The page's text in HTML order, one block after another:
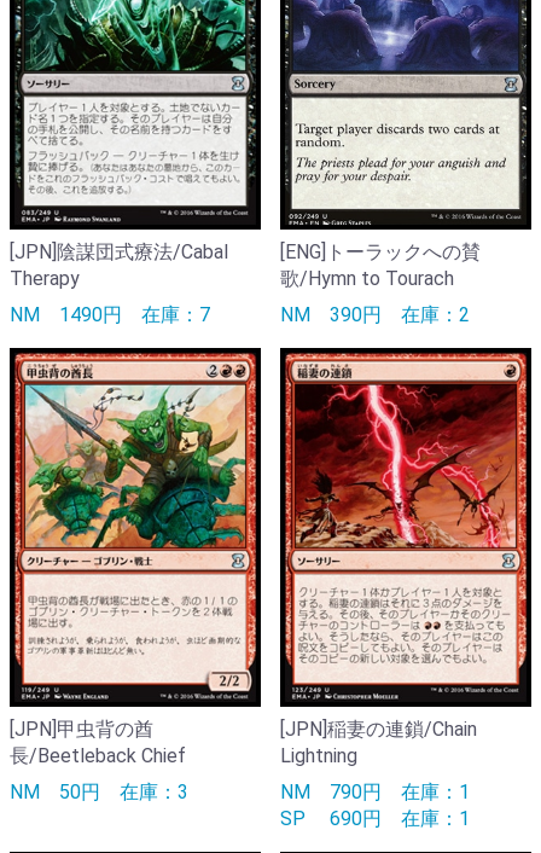
[JPN]陰謀団式療法/Cabal
Therapy
NM 1490円 在庫：7
[ENG]トーラックへの賛
歌/Hymn to Tourach
NM 390円 在庫：2
[JPN]甲虫背の酋
長/Beetleback Chief
NM 50円 在庫：3
[JPN]稲妻の連鎖/Chain
Lightning
NM 790円 在庫：1
SP
690円 在庫：1